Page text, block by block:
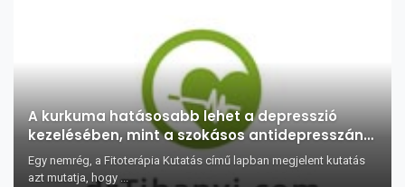
A kurkuma hatásosabb lehet a depresszió
kezelésében, mint a szokásos antidepresszáns
gyógyszerek?
Egy nemrég, a Fitoterápia Kutatás című lapban megjelent kutatás
azt mutatja, hogy ...